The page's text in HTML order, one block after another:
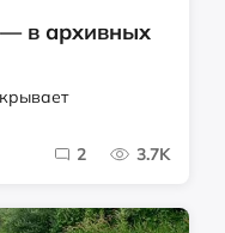
в архивных
2 3.7K